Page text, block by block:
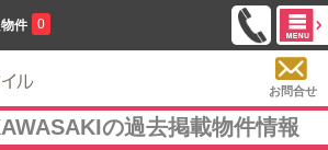
件 0
お問合せ
の過去掲載物件情報